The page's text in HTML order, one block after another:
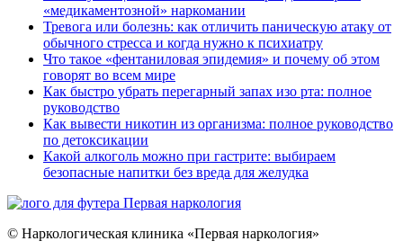
«медикаментозной» наркомании
Тревога или болезнь: как отличить паническую атаку от
обычного стресса и когда нужно к психиатру
Что такое «фентаниловая эпидемия» и почему об этом
говорят во всем мире
Как быстро убрать перегарный запах изо рта: полное
руководство
Как вывести никотин из организма: полное руководство
по детоксикации
Какой алкоголь можно при гастрите: выбираем
безопасные напитки без вреда для желудка
Первая наркология
© Наркологическая клиника «Первая наркология»